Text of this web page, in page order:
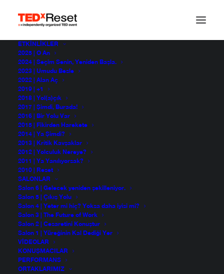
ETKINLIKLER
2025 | O An
2024 | Seçim Senin, Yeniden Başla.
2023 | Umudu Besle
2022 | Alan Aç
2019 | +1
2018 | Yol(a)çık
2017 | Şimdi, Burada!
2016 | Bir Yolu Var
2015 | Fikirden Harekete
2014 | Ya Şimdi?
2013 | Kritik Kavşaklar
2012 | Yolculuk Nereye?
2011 | Ya Yanılıyorsak?
2010 | Reset
SALONLAR
Salon 6 | Gelecek yeniden şekilleniyor.
Salon 5 | Çıkış Yolu
Salon 4 | Yeter mi hiç? Yoksa daha iyisi mi?
Salon 3 | The Future of Work
Salon 2 | Cesaretini Konuştur
Salon 1 | Yüreğinin Kal Dediği Yer
VIDEOLAR
KONUŞMACILAR
PERFORMANS
ORTAKLARIMIZ